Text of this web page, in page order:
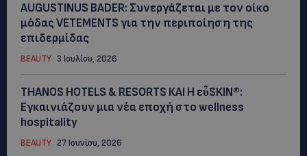
AUGUSTINUS BADER: Συνεργάζεται με τον οίκο
μόδας VETEMENTS για την περιποίηση της
επιδερμίδας
BEAUTY 3 Ιουλίου, 2026
THANOS HOTELS & RESORTS ΚΑΙ H εὖSKIN®:
Εγκαινιάζουν μια νέα εποχή στο wellness
hospitality
BEAUTY 27 Ιουνίου, 2026